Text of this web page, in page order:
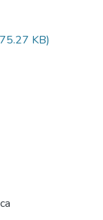
KB)